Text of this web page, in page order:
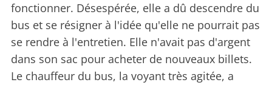
fonctionner. Désespérée, elle a dû descendre du
bus et se résigner à l'idée qu'elle ne pourrait pas
se rendre à l'entretien. Elle n'avait pas d'argent
dans son sac pour acheter de nouveaux billets.
Le chauffeur du bus, la voyant très agitée, a